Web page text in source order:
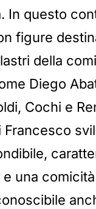
In questo
figure
della
Diego
Cochi e
Francesco
una